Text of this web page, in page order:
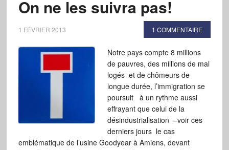
On ne les suivra pas!
1 FÉVRIER 2013 1 COMMENTAIRE
Notre pays compte 8 millions
de pauvres, des millions de mal
logés et de chômeurs de
longue durée, l’immigration se
poursuit à un rythme aussi
effrayant que celui de la
désindustrialisation –voir ces
derniers jours le cas
emblématique de l’usine Goodyear à Amiens, devant